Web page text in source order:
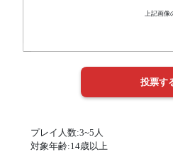
上記画像
プレイ人数:3~5人
対象年齢:14歳以上